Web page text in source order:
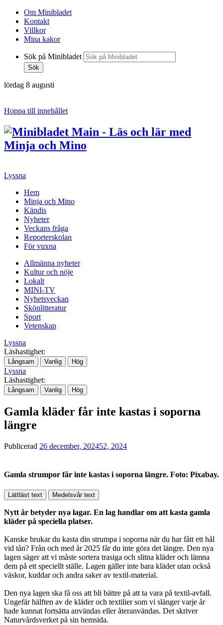
Om Minibladet
Kontakt
Villkor
Mina kakor
Sök på Minibladet
Sök
lördag 8 augusti
Hoppa till innehållet
Lyssna
Hem
Minja och Mino
Kändis
Nyheter
Veckans fråga
Reporterskolan
För vuxna
Allmänna nyheter
Kultur och nöje
Lokalt
MINI-TV
Nyhetsveckan
Skönlitteratur
Sport
Vetenskap
Lyssna
Läshastighet:
Långsam Vanlig Hög
Lyssna
Läshastighet:
Långsam Vanlig Hög
Gamla kläder får inte kastas i soporna
längre
Publicerad 26 december, 202452, 2024
Gamla strumpor får inte kastas i soporna längre. Foto: Pixabay.
Lättläst text Medelsvår text
Nytt år betyder nya lagar. En lag handlar om att kasta gamla
kläder på speciella platser.
Kanske brukar du kasta din strumpa i soporna när du har fått ett hål
vid tån? Från och med år 2025 får du inte göra det längre. Den nya
lagen säger att vi måste sortera trasiga och slitna kläder och lämna
dem på ett speciellt ställe. Lagen gäller inte bara kläder utan också
väskor, kuddar och andra saker av textil-material.
Den nya lagen ska få oss att bli bättre på att ta vara på textil-avfall.
Ungefär hälften av de kläder och textilier som vi slänger varje år
hade kunnat fortsätta användas eller återanvändas. Det skriver
Naturvårdsverket på sin hemsida.